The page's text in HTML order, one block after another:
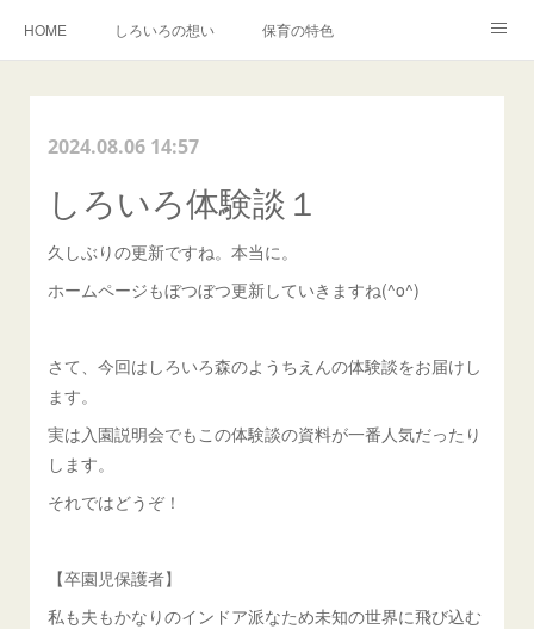
HOME しろいろの想い 保育の特色
BLOG 卒園児の声
2024.08.06 14:57
しろいろ体験談１
久しぶりの更新ですね。本当に。
ホームページもぼつぼつ更新していきますね(^o^)
さて、今回はしろいろ森のようちえんの体験談をお届けし
ます。
実は入園説明会でもこの体験談の資料が一番人気だったり
します。
それではどうぞ！
【卒園児保護者】
私も夫もかなりのインドア派なため未知の世界に飛び込む